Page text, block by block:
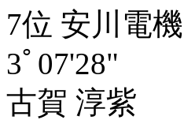
7位 安川電機
3ﾟ07'28"
古賀 淳紫